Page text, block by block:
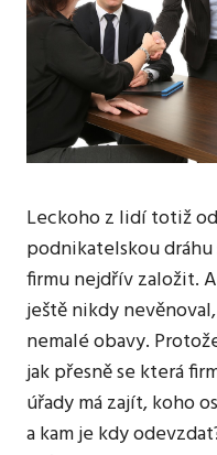
Leckoho z lidí totiž
podnikatelskou
firmu nejdřív založit.
ještě nikdy
nemalé obavy.
jak přesně se která
úřady má zajít, koho
a kam je kdy